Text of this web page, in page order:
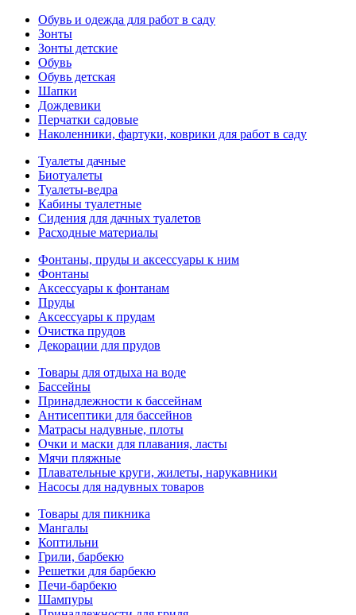
Обувь и одежда для работ в саду
Зонты
Зонты детские
Обувь
Обувь детская
Шапки
Дождевики
Перчатки садовые
Наколенники, фартуки, коврики для работ в саду
Туалеты дачные
Биотуалеты
Туалеты-ведра
Кабины туалетные
Сидения для дачных туалетов
Расходные материалы
Фонтаны, пруды и аксессуары к ним
Фонтаны
Аксессуары к фонтанам
Пруды
Аксессуары к прудам
Очистка прудов
Декорации для прудов
Товары для отдыха на воде
Бассейны
Принадлежности к бассейнам
Антисептики для бассейнов
Матраcы надувные, плоты
Очки и маски для плавания, ласты
Мячи пляжные
Плавательные круги, жилеты, нарукавники
Насосы для надувных товаров
Товары для пикника
Мангалы
Коптильни
Грили, барбекю
Решетки для барбекю
Печи-барбекю
Шампуры